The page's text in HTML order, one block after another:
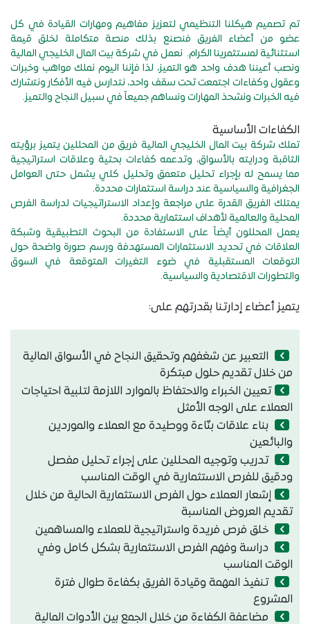
تم تصميم هيكلنا التنظيمي لتعزيز مفاهيم ومهارات القيادة في كل
عضو من أعضاء الفريق فنصنع بذلك منصة متكاملة لخلق قيمة
استثنائية لمستثمرينا الكرام. نعمل في شركة بيت المال الخليجي المالية
ونصب أعيننا هدف واحد هو التميز، لذا فإننا اليوم نملك مواهب وخبرات
وعقول وكفاءات اجتمعت تحت سقف واحد، نتدارس فيه الأفكار ونتشارك
فيه الخبرات ونشحذ المهارات ونساهم جميعاً في سبيل النجاح والتميز.
الكفاءات الأساسية
تملك شركة بيت المال الخليجي المالية فريق من المحللين يتميز برؤيته
الثاقبة ودرايته بالأسواق، وتدعمه كفاءات بحثية وعلاقات استراتيجية
مما يسمح له بإجراء تحليل متعمق وتحليل كلي يشمل حتى العوامل
الجغرافية والسياسية عند دراسة استثمارات محددة.
يمتلك الفريق القدرة على مراجعة وإعداد الاستراتيجيات لدراسة الفرص
المحلية والعالمية لأهداف استثمارية محددة.
يعمل المحللون أيضاً على الاستفادة من البحوث التطبيقية وشبكة
العلاقات في تحديد الاستثمارات المستهدفة ورسم صورة واضحة حول
التوقعات المستقبلية في ضوء التغيرات المتوقعة في السوق
والتطورات الاقتصادية والسياسية.
يتميز أعضاء إدارتنا بقدرتهم على:
التعبير عن شغفهم وتحقيق النجاح في الأسواق المالية
من خلال تقديم حلول مبتكرة
تعيين الخبراء والاحتفاظ بالموارد اللازمة لتلبية احتياجات
العملاء على الوجه الأمثل
بناء علاقات بنّاءة ووطيدة مع العملاء والموردين
والبائعين
تدريب وتوجيه المحللين على إجراء تحليل مفصل
ودقيق للفرص الاستثمارية في الوقت المناسب
إشعار العملاء حول الفرص الاستثمارية الحالية من خلال
تقديم العروض المناسبة
خلق فرص فريدة واستراتيجية للعملاء والمساهمين
دراسة وفهم الفرص الاستثمارية بشكل كامل وفي
الوقت المناسب
تنفيذ المهمة وقيادة الفريق بكفاءة طوال فترة
المشروع
مضاعفة الكفاءة من خلال الجمع بين الأدوات المالية